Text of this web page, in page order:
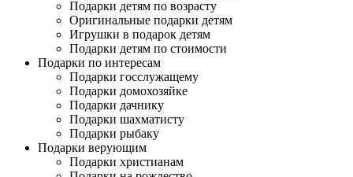
Подарки детям по возрасту
Оригинальные подарки детям
Игрушки в подарок детям
Подарки детям по стоимости
Подарки по интересам
Подарки госслужащему
Подарки домохозяйке
Подарки дачнику
Подарки шахматисту
Подарки рыбаку
Подарки верующим
Подарки христианам